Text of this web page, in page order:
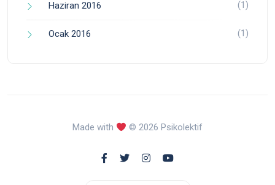
Haziran 2016 (1)
Ocak 2016 (1)
Made with © 2026 Psikolektif